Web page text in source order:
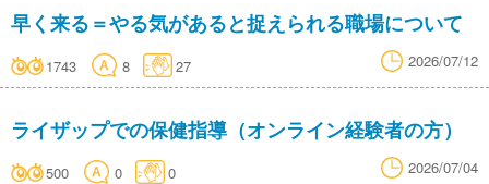
早く来る＝やる気があると捉えられる職場について
1743 8 27 2026/07/12
ライザップでの保健指導（オンライン経験者の方）
500 0 0 2026/07/04